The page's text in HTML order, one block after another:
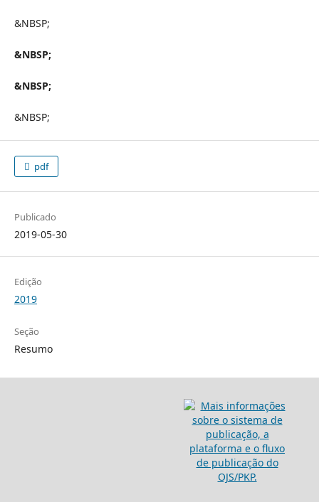
&NBSP;
&NBSP;
&NBSP;
&NBSP;
pdf
Publicado
2019-05-30
Edição
2019
Seção
Resumo